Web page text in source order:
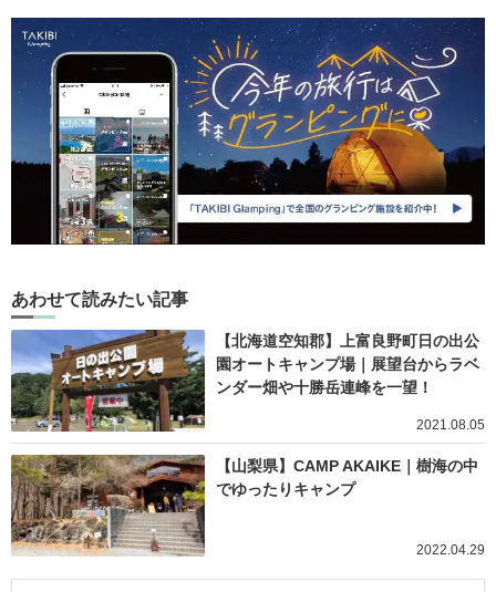
あわせて読みたい記事
【北海道空知郡】上富良野町日の出公
園オートキャンプ場｜展望台からラベ
ンダー畑や十勝岳連峰を一望！
2021.08.05
【山梨県】CAMP AKAIKE｜樹海の中
でゆったりキャンプ
2022.04.29